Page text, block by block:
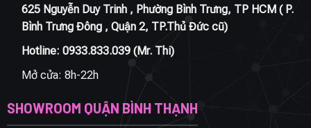
625 Nguyễn Duy Trinh , Phường Bình Trưng, TP HCM ( P.
Bình Trưng Đông , Quận 2, TP.Thủ Đức cũ)
Hotline: 0933.833.039(Mr. Thi)
Mở cửa: 8h-22h
SHOWROOM QUẬN BÌNH THẠNH